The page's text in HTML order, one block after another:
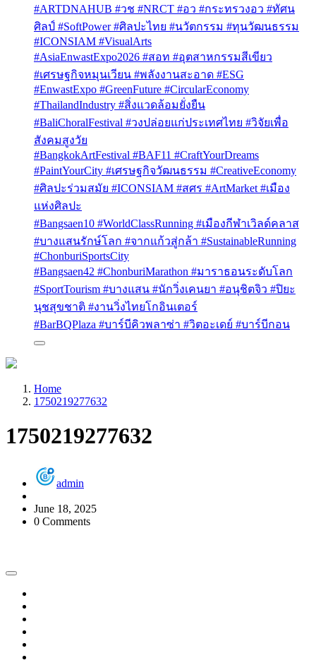
#ARTDNAHUB #วช #NRCT #อว #กระทรวงอว #ทัศน
ศิลป์ #SoftPower #ศิลปะไทย #นวัตกรรม #ทุนวัฒนธรรม
#ICONSIAM #VisualArts
#AsiaEnwastExpo2026 #สอท #อุตสาหกรรมสีเขียว
#เศรษฐกิจหมุนเวียน #พลังงานสะอาด #ESG
#EnwastExpo #GreenFuture #CircularEconomy
#ThailandIndustry #สิ่งแวดล้อมยั่งยืน
#BaliChoralFestival #วงปล่อยแก่ประเทศไทย #วิจัยเพื่อ
สังคมสูงวัย
#BangkokArtFestival #BAF11 #CraftYourDreams
#PaintYourCity #เศรษฐกิจวัฒนธรรม #CreativeEconomy
#ศิลปะร่วมสมัย #ICONSIAM #สศร #ArtMarket #เมือง
แห่งศิลปะ
#Bangsaen10 #WorldClassRunning #เมืองกีฬาเวิลด์คลาส
#บางแสนรักษ์โลก #จากแก้วสู่กล้า #SustainableRunning
#ChonburiSportsCity
#Bangsaen42 #ChonburiMarathon #มาราธอนระดับโลก
#SportTourism #บางแสน #นักวิ่งเคนยา #อนุชิตจิว #ปิยะ
นุชสุขชาติ #งานวิ่งไทยโกอินเตอร์
#BarBQPlaza #บาร์บีคิวพลาซ่า #วิตอะเดย์ #บาร์บีกอน
Home
1750219277632
1750219277632
admin
June 18, 2025
0 Comments